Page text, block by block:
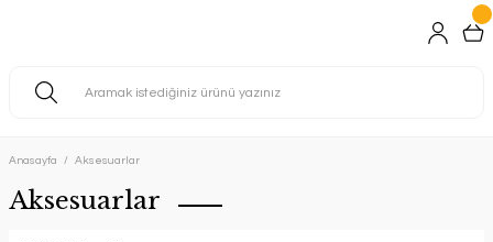
Anasayfa Aksesuarlar
Aksesuarlar